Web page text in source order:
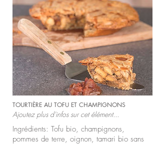
TOURTIÈRE AU TOFU ET CHAMPIGNONS
Ajoutez plus d'infos sur cet élément...
Ingrédients: Tofu bio, champignons,
pommes de terre, oignon, tamari bio sans